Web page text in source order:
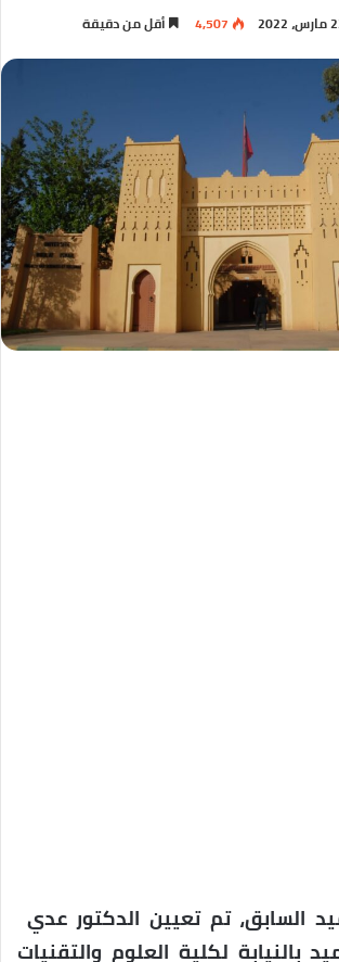
2022
4,507 أقل من دقيقة
السابق، تم تعيين الدكتور عدي
بالنيابة لكلية العلوم والتقنيات